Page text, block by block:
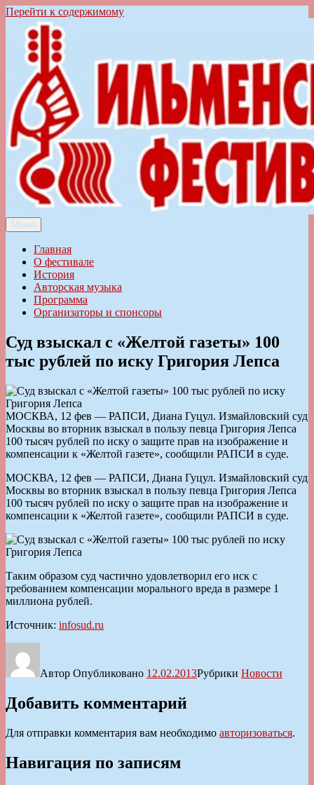
Перейти к содержимому
Ильменский фестиваль авторской песни
Меню
Главная
О фестивале
История
Авторская музыка
Программа
Организаторы и спонсоры
Суд взыскал с «Желтой газеты» 100
тыс рублей по иску Григория Лепса
МОСКВА, 12 фев — РАПСИ, Диана Гуцул. Измайловский суд
Москвы во вторник взыскал в пользу певца Григория Лепса
100 тысяч рублей по иску о защите прав на изображение и
компенсации к «Желтой газете», сообщили РАПСИ в суде.
МОСКВА, 12 фев — РАПСИ, Диана Гуцул. Измайловский суд
Москвы во вторник взыскал в пользу певца Григория Лепса
100 тысяч рублей по иску о защите прав на изображение и
компенсации к «Желтой газете», сообщили РАПСИ в суде.
Таким образом суд частично удовлетворил его иск с
требованием компенсации морального вреда в размере 1
миллиона рублей.
Источник: infosud.ru
Автор Опубликовано 12.02.2013Рубрики Новости
Добавить комментарий
Для отправки комментария вам необходимо авторизоваться.
Навигация по записям